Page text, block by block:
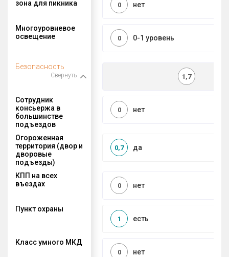
зона для пикника нет
0
Многоуровневое
освещение
0-1 уровень
0
Безопасность
Свернуть 1,7
Сотрудник
консьержа в
большинстве
подъездов
нет
0
Огороженная
территория (двор и
дворовые
подъезды)
да
0,7
КПП на всех
въездах
нет
0
Пункт охраны
есть
1
Класс умного МКД
нет
0